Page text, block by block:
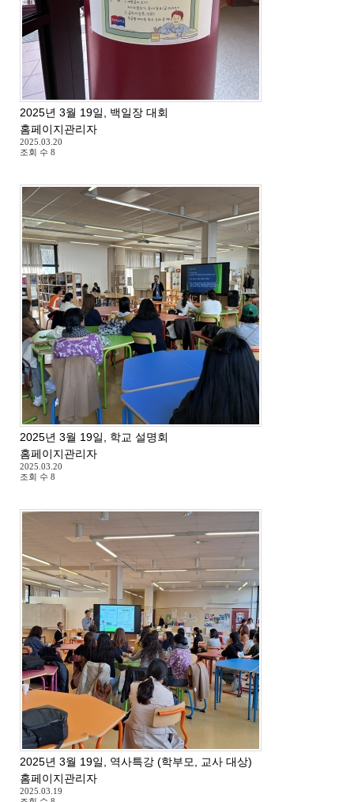
2025년 3월 19일, 백일장 대회
홈페이지관리자
2025.03.20
조회 수 8
2025년 3월 19일, 학교 설명회
홈페이지관리자
2025.03.20
조회 수 8
2025년 3월 19일, 역사특강 (학부모, 교사 대상)
홈페이지관리자
2025.03.19